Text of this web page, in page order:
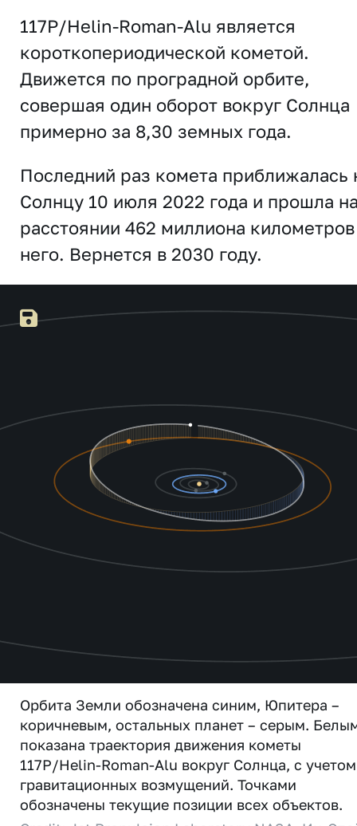
117P/Helin-Roman-Alu является
короткопериодической кометой.
Движется по проградной орбите,
совершая один оборот вокруг Солнца
примерно за 8,30 земных года.
Последний раз комета приближалась
Солнцу 10 июля 2022 года и прошла
расстоянии 462 миллиона
него. Вернется в 2030 году.
Орбита Земли обозначена синим, Юпитера –
коричневым, остальных планет – серым.
показана траектория движения кометы
117P/Helin-Roman-Alu вокруг Солнца, с учетом
гравитационных возмущений. Точками
обозначены текущие позиции всех объектов.